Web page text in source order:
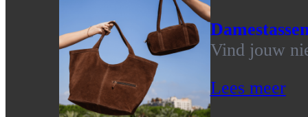
Vind jouw
Lees meer